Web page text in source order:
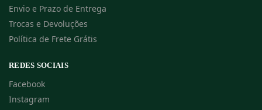
Envio e Prazo de Entrega
Trocas e Devoluções
Política de Frete Grátis
REDES SOCIAIS
Facebook
Instagram